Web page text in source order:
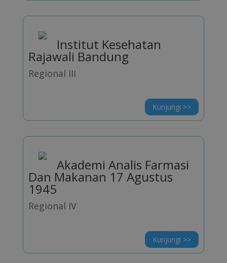
Institut Kesehatan
Rajawali Bandung
Regional III
Kunjungi >>
Akademi Analis Farmasi
Dan Makanan 17 Agustus
1945
Regional IV
Kunjungi >>